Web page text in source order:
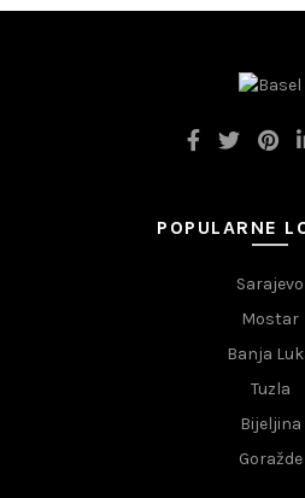
POPULARNE
Sarajevo
Mostar
Banja
Tuzla
Bijeljina
Goražde